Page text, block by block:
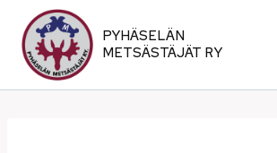
sisältöön
PYHÄSELÄN
METSÄSTÄJÄT RY